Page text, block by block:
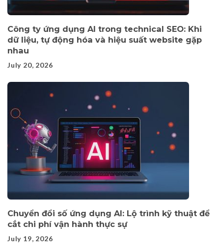
Công ty ứng dụng AI trong technical SEO: Khi
dữ liệu, tự động hóa và hiệu suất website gặp
nhau
July 20, 2026
Chuyển đổi số ứng dụng AI: Lộ trình kỹ thuật để
cắt chi phí vận hành thực sự
July 19, 2026